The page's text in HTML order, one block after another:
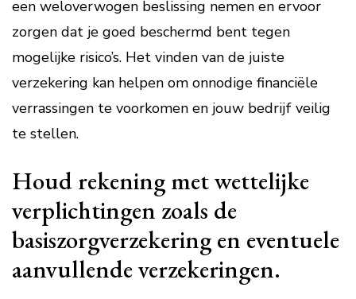
een weloverwogen beslissing nemen en ervoor
zorgen dat je goed beschermd bent tegen
mogelijke risico’s. Het vinden van de juiste
verzekering kan helpen om onnodige financiële
verrassingen te voorkomen en jouw bedrijf veilig
te stellen.
Houd rekening met wettelijke
verplichtingen zoals de
basiszorgverzekering en eventuele
aanvullende verzekeringen.